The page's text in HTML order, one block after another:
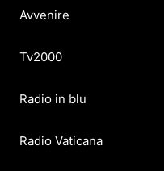
Avvenire
Tv2000
Radio in blu
Radio Vaticana